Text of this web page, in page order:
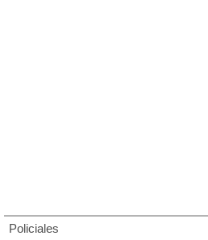
Policiales